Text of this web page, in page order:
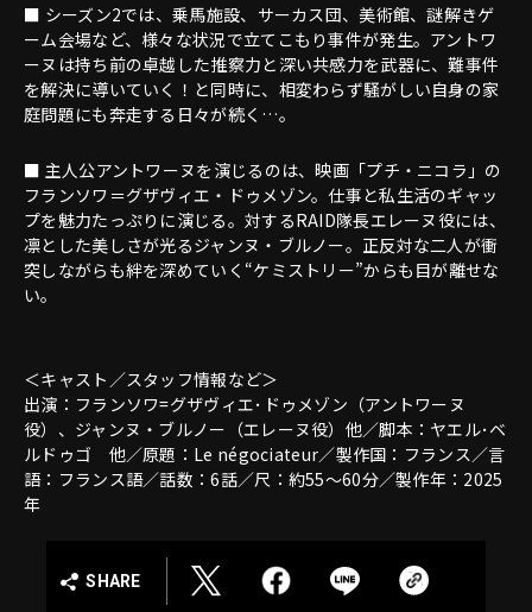
■ シーズン2では、乗馬施設、サーカス団、美術館、謎解きゲ
ーム会場など、様々な状況で立てこもり事件が発生。アントワ
ーヌは持ち前の卓越した推察力と深い共感力を武器に、難事件
を解決に導いていく！と同時に、相変わらず騒がしい自身の家
庭問題にも奔走する日々が続く…。
■ 主人公アントワーヌを演じるのは、映画「プチ・ニコラ」の
フランソワ＝グザヴィエ・ドゥメゾン。仕事と私生活のギャッ
プを魅力たっぷりに演じる。対するRAID隊長エレーヌ役には、
凛とした美しさが光るジャンヌ・ブルノー。正反対な二人が衝
突しながらも絆を深めていく“ケミストリー”からも目が離せな
い。
＜キャスト／スタッフ情報など＞
出演：フランソワ=グザヴィエ･ドゥメゾン（アントワーヌ
役）、ジャンヌ・ブルノー（エレーヌ役）他／脚本：ヤエル･ベ
ルドゥゴ 他／原題：Le négociateur／製作国：フランス／言
語：フランス語／話数：6話／尺：約55～60分／製作年：2025
年
SHARE